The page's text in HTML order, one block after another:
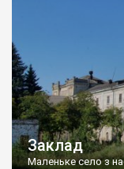
Заклад
Маленьке село з